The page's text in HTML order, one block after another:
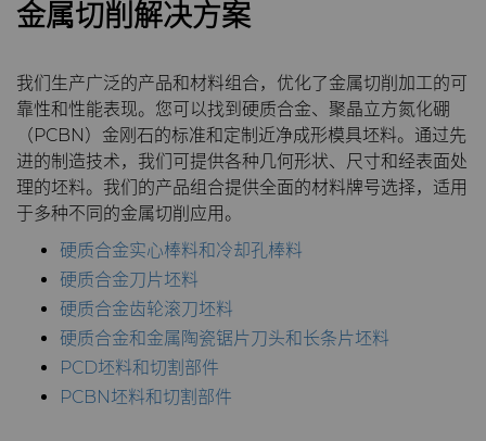
研磨液和悬浮液
流体端部件
喷涂与点胶零部件
成形模具
粉末冶金压制模具
滚刀坯料
螺旋伞齿刀坯料
Skivit™强力刮齿刀坯料
刀片坯料
定制刀片坯料
Oil & Gas
Directional Drilling Tools
Well Completion & Fracking
Flow Control Valve Trim
PCBN
BZN™ Compacts产品
超厚BZN™
PCD
Compax™ PCD工具坯料
RTP粉末
通用制造
医疗
碳化硅半导体
炼钢
工具制造
资源
材料
PCD & PCBN牌号选型工具
证书和数据表
材料分析实验室
QEHS政策
关于我们
职业机会
活动
公司管理
新闻
联系我们
联系我们
销售办事处
安全数据表
金属切削解决方案
我们生产广泛的产品和材料组合，优化了金属切削加工的可
靠性和性能表现。您可以找到硬质合金、聚晶立方氮化硼
（PCBN）金刚石的标准和定制近净成形模具坯料。通过先
进的制造技术，我们可提供各种几何形状、尺寸和经表面处
理的坯料。我们的产品组合提供全面的材料牌号选择，适用
于多种不同的金属切削应用。
硬质合金实心棒料和冷却孔棒料
硬质合金刀片坯料
硬质合金齿轮滚刀坯料
硬质合金和金属陶瓷锯片刀头和长条片坯料
PCD坯料和切割部件
PCBN坯料和切割部件